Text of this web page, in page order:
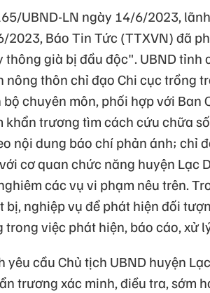
UBND-LN ngày 14/6/2023,
Báo Tin Tức (TTXVN) đã
già bị đầu độc". UBND tỉnh
nông thôn chỉ đạo Chi cục trồng
chuyên môn, phối hợp với Ban
khẩn trương tìm cách cứu chữa
nội dung báo chí phản ánh; chỉ
cơ quan chức năng huyện Lạc
các vụ vi phạm nêu trên.
bị, nghiệp vụ để phát hiện đối
việc phát hiện, báo cáo, xử
yêu cầu Chủ tịch UBND huyện
trương xác minh, điều tra, sớm